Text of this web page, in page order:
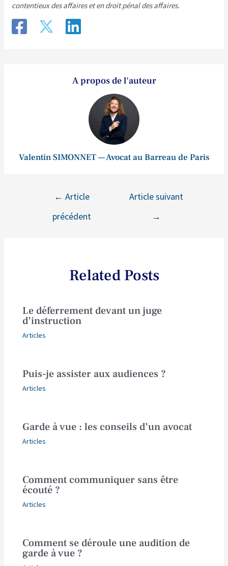
contentieux des affaires et en droit pénal des affaires.
A propos de l'auteur
Valentin SIMONNET — Avocat au Barreau de Paris
← Article
précédent
Article suivant
→
Related Posts
Le déferrement devant un juge
d’instruction
Articles
Puis-je assister aux audiences ?
Articles
Garde à vue : les conseils d’un avocat
Articles
Comment communiquer sans être
écouté ?
Articles
Comment se déroule une audition de
garde à vue ?